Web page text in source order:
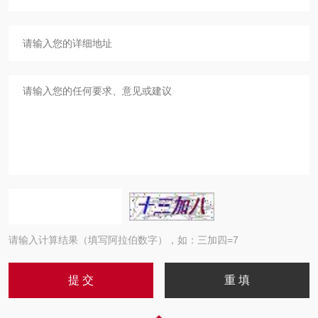
请输入计算结果（填写阿拉伯数字），如：三加四=7